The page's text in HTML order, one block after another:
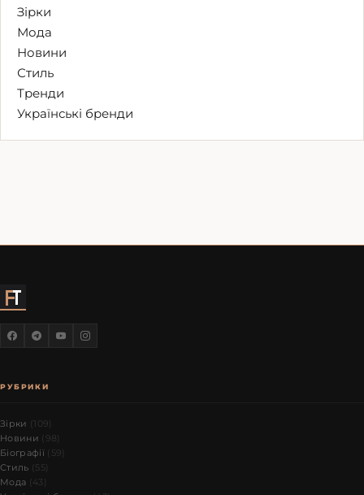
Зірки
Мода
Новини
Стиль
Тренди
Українські бренди
РУБРИКИ
Зірки (109)
Новини (98)
Біографії (59)
Стиль (55)
Мода (43)